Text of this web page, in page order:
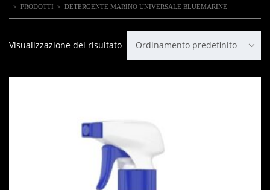
> PRODOTTI > DETERGENTE MARINO UNIVERSALE BLUEMARINE
Visualizzazione del risultato Ordinamento predefinito